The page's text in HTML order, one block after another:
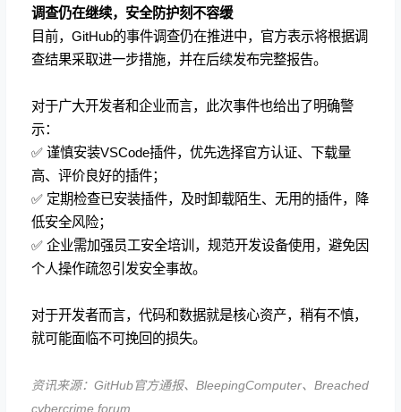
调查仍在继续，安全防护刻不容缓
目前，GitHub的事件调查仍在推进中，官方表示将根据调
查结果采取进一步措施，并在后续发布完整报告。
对于广大开发者和企业而言，此次事件也给出了明确警
示：
✅ 谨慎安装VSCode插件，优先选择官方认证、下载量
高、评价良好的插件；
✅ 定期检查已安装插件，及时卸载陌生、无用的插件，降
低安全风险；
✅ 企业需加强员工安全培训，规范开发设备使用，避免因
个人操作疏忽引发安全事故。
对于开发者而言，代码和数据就是核心资产，稍有不慎，
就可能面临不可挽回的损失。
资讯来源：GitHub官方通报、BleepingComputer、Breached
cybercrime forum